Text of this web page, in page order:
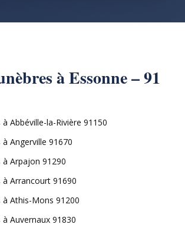
à Essonne – 91
Abbéville-la-Rivière 91150
Angerville 91670
Arpajon 91290
Arrancourt 91690
Athis-Mons 91200
Auvernaux 91830